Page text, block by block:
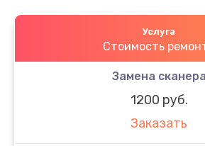
Услуга
Стоимость
Замена сканера
1200 руб.
Заказать